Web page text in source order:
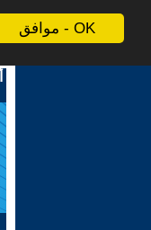
موافق - OK